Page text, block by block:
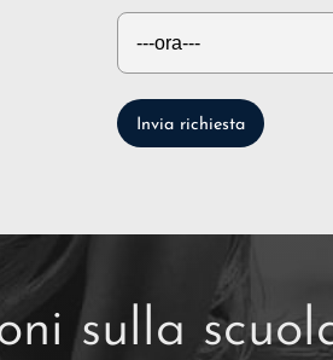
Invia richiesta
sulla